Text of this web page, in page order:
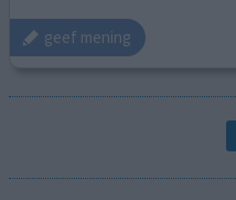
geef mening